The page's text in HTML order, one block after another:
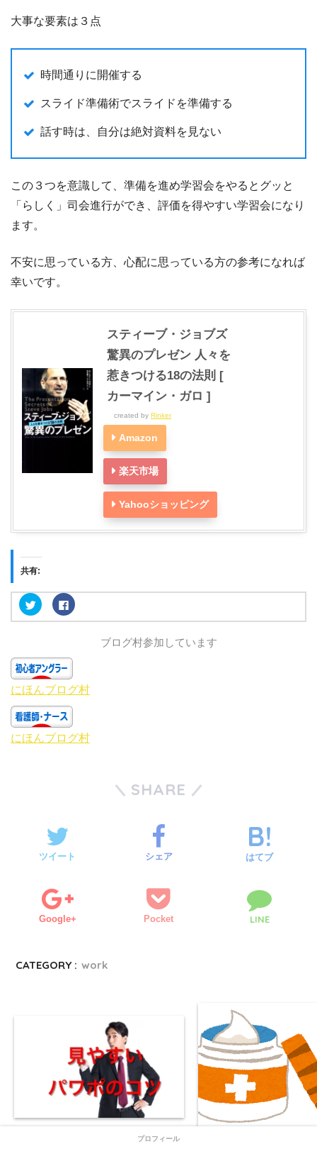
大事な要素は３点
時間通りに開催する
スライド準備術でスライドを準備する
話す時は、自分は絶対資料を見ない
この３つを意識して、準備を進め学習会をやるとグッと
「らしく」司会進行ができ、評価を得やすい学習会になり
ます。
不安に思っている方、心配に思っている方の参考になれば
幸いです。
スティーブ・ジョブズ
驚異のプレゼン 人々を
惹きつける18の法則 [
カーマイン・ガロ ]
created by Rinker
Amazon
楽天市場
Yahooショッピング
共有:
ク
リ
ッ
w
i
t
t
e
r
で
共
有
(
新
F
a
c
k
共
有
す
る
に
ク
リ
ッ
ィ
開
ま
す
ブログ村参加しています
にほんブログ村
にほんブログ村
SHARE
ツイート シェア はてブ
Google+ Pocket LINE
CATEGORY : work
看護師のみなさんへ学習会資料「パ
プロフィール